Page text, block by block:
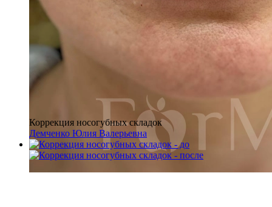
Коррекция носогубных складок
Демченко Юлия Валерьевна